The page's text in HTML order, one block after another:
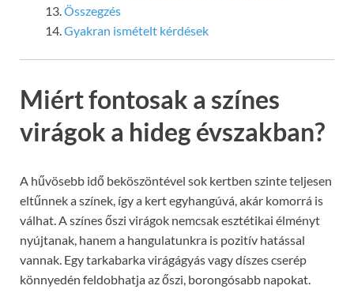
Összegzés
Gyakran ismételt kérdések
Miért fontosak a színes
virágok a hideg évszakban?
A hűvösebb idő beköszöntével sok kertben szinte teljesen
eltűnnek a színek, így a kert egyhangúvá, akár komorrá is
válhat. A színes őszi virágok nemcsak esztétikai élményt
nyújtanak, hanem a hangulatunkra is pozitív hatással
vannak. Egy tarkabarka virágágyás vagy díszes cserép
könnyedén feldobhatja az őszi, borongósabb napokat.